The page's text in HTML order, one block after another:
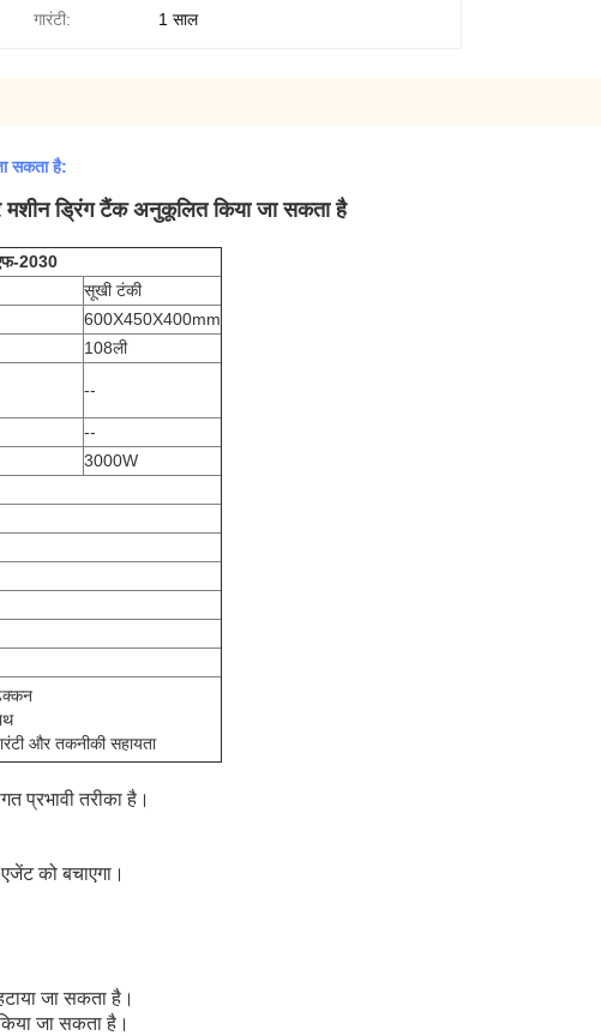
गारंटी: 1 साल
सकता है:
मशीन ड्रिंग टैंक अनुकूलित किया जा सकता है
2030
सूखी टंकी
600X450X400mm
108ली
--
--
3000W
और तकनीकी सहायता
प्रभावी तरीका है।
को बचाएगा।
जा सकता है।
जा सकता है।